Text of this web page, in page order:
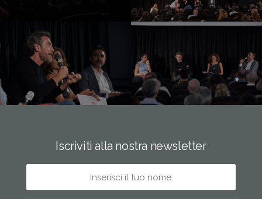
Iscriviti alla nostra newsletter